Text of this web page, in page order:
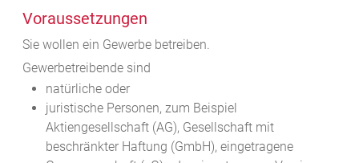
Voraussetzungen
Sie wollen ein Gewerbe betreiben.
Gewerbetreibende sind
natürliche oder
juristische Personen, zum Beispiel
Aktiengesellschaft (AG), Gesellschaft mit
beschränkter Haftung (GmbH), eingetragene